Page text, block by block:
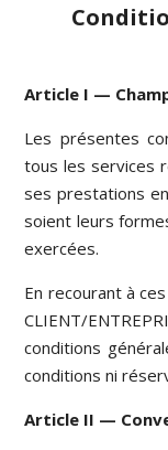
Article I —
Les présentes
tous les services
ses prestations
soient leurs
exercées.
En recourant à
CLIENT/
conditions
conditions ni
Article II —